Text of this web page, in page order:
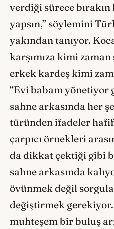
verdiği sürece bırakın
yapsın,” söylemini
yakından tanıyor.
karşımıza kimi
erkek kardeş kimi
“Evi babam yönetiyor
sahne arkasında her
türünden ifadeler
çarpıcı örnekleri
da dikkat çektiği gibi
sahne arkasında
övünmek değil
değiştirmek gerekiyor.
muhteşem bir buluş